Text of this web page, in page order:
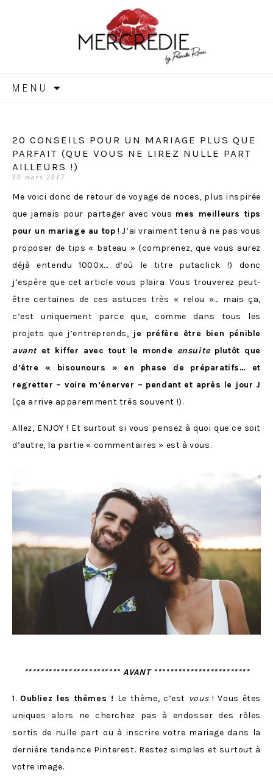
MERCREDIE
MENU
20 CONSEILS POUR UN MARIAGE PLUS QUE
PARFAIT (QUE VOUS NE LIREZ NULLE PART
AILLEURS !)
10 mars 2017
Me voici donc de retour de voyage de noces, plus inspirée
que jamais pour partager avec vous mes meilleurs tips
pour un mariage au top ! J’ai vraiment tenu à ne pas vous
proposer de tips « bateau » (comprenez, que vous aurez
déjà entendu 1000x… d’où le titre putaclick !) donc
j’espère que cet article vous plaira. Vous trouverez peut-
être certaines de ces astuces très « relou »… mais ça,
c’est uniquement parce que, comme dans tous les
projets que j’entreprends, je préfère être bien pénible
avant et kiffer avec tout le monde ensuiteplutôt que
d’être « bisounours » en phase de préparatifs… et
regretter – voire m’énerver – pendant et après le jour J
(ça arrive apparemment très souvent !).
Allez, ENJOY ! Et surtout si vous pensez à quoi que ce soit
d’autre, la partie « commentaires » est à vous.
************************ AVANT ************************
1. Oubliez les thèmes ! Le thème, c’est vous ! Vous êtes
uniques alors ne cherchez pas à endosser des rôles
sortis de nulle part ou à inscrire votre mariage dans la
dernière tendance Pinterest. Restez simples et surtout à
votre image.